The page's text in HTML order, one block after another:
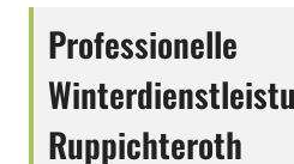
Professionelle
Ruppichteroth